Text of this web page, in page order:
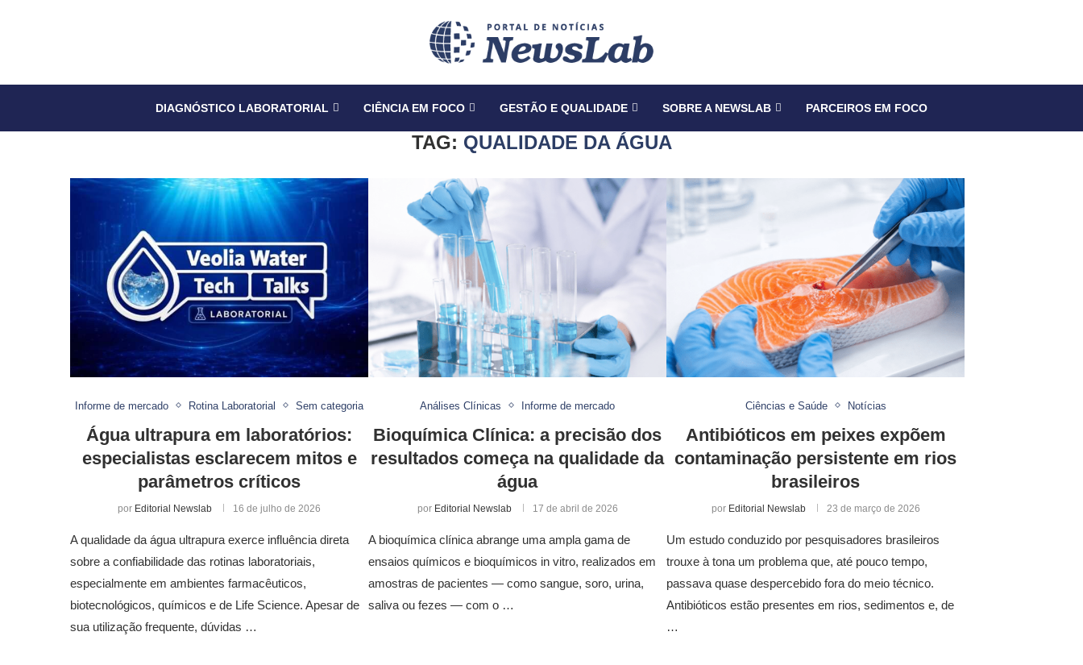
DIAGNÓSTICO LABORATORIAL CIÊNCIA EM FOCO GESTÃO E QUALIDADE SOBRE A NEWSLAB PARCEIROS EM FOCO
TAG: QUALIDADE DA ÁGUA
Informe de mercado Rotina Laboratorial Sem categoria
Água ultrapura em laboratórios:
especialistas esclarecem mitos e
parâmetros críticos
por Editorial Newslab 16 de julho de 2026
A qualidade da água ultrapura exerce influência direta
sobre a confiabilidade das rotinas laboratoriais,
especialmente em ambientes farmacêuticos,
biotecnológicos, químicos e de Life Science. Apesar de
sua utilização frequente, dúvidas …
Análises Clínicas Informe de mercado
Bioquímica Clínica: a precisão dos
resultados começa na qualidade da
água
por Editorial Newslab 17 de abril de 2026
A bioquímica clínica abrange uma ampla gama de
ensaios químicos e bioquímicos in vitro, realizados em
amostras de pacientes — como sangue, soro, urina,
saliva ou fezes — com o …
Ciências e Saúde Notícias
Antibióticos em peixes expõem
contaminação persistente em rios
brasileiros
por Editorial Newslab 23 de março de 2026
Um estudo conduzido por pesquisadores brasileiros
trouxe à tona um problema que, até pouco tempo,
passava quase despercebido fora do meio técnico.
Antibióticos estão presentes em rios, sedimentos e, de
…